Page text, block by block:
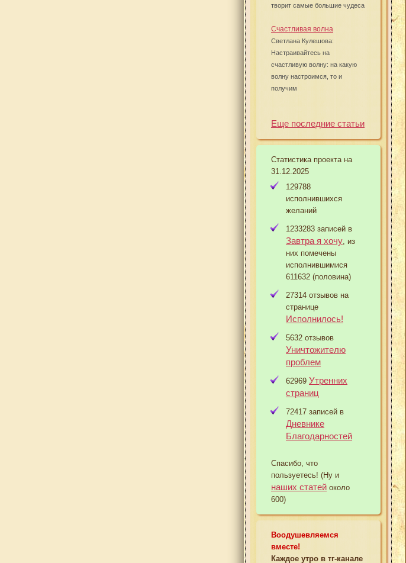
творит самые большие чудеса
Счастливая волна
Светлана Кулешова:
Настраивайтесь на
счастливую волну: на какую
волну настроимся, то и
получим
Еще последние статьи
Статистика проекта на
31.12.2025
129788
исполнившихся
желаний
1233283 записей в
Завтра я хочу , из
них помечены
исполнившимися
611632 (половина)
27314 отзывов на
странице
Исполнилось!
5632 отзывов
Уничтожителю
проблем
62969 Утренних
страниц
72417 записей в
Дневнике
Благодарностей
Спасибо, что
пользуетесь! (Ну и
наших статей около
600)
Воодушевляемся
вместе!
Каждое утро в тг-канале